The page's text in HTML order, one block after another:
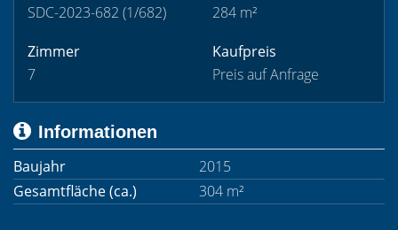
SDC-2023-682 (1/682)
284 m²
Zimmer
7
Kaufpreis
Preis auf Anfrage
Informationen
Baujahr
2015
Gesamtfläche (ca.)
304 m²